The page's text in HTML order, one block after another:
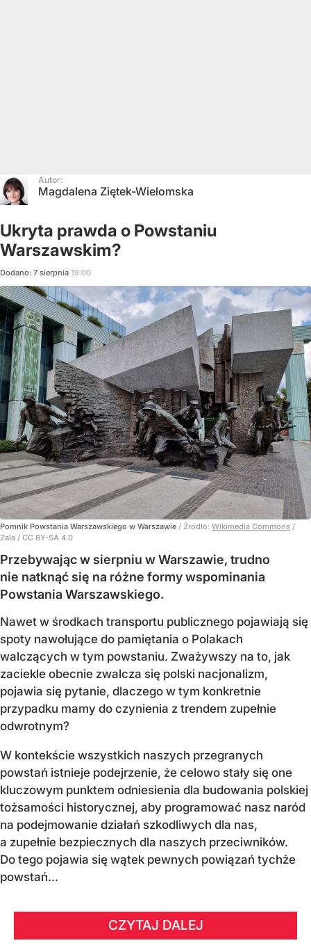
Autor:
Magdalena Ziętek-Wielomska
Ukryta prawda o Powstaniu
Warszawskim?
Dodano: 7 sierpnia 19:00
Pomnik Powstania Warszawskiego w Warszawie / Źródło: Wikimedia Commons /
Zala / CC BY-SA 4.0
Przebywając w sierpniu w Warszawie, trudno
nie natknąć się na różne formy wspominania
Powstania Warszawskiego.
Nawet w środkach transportu publicznego pojawiają się
spoty nawołujące do pamiętania o Polakach
walczących w tym powstaniu. Zważywszy na to, jak
zaciekle obecnie zwalcza się polski nacjonalizm,
pojawia się pytanie, dlaczego w tym konkretnie
przypadku mamy do czynienia z trendem zupełnie
odwrotnym?
W kontekście wszystkich naszych przegranych
powstań istnieje podejrzenie, że celowo stały się one
kluczowym punktem odniesienia dla budowania polskiej
tożsamości historycznej, aby programować nasz naród
na podejmowanie działań szkodliwych dla nas,
a zupełnie bezpiecznych dla naszych przeciwników.
Do tego pojawia się wątek pewnych powiązań tychże
powstań...
CZYTAJ DALEJ